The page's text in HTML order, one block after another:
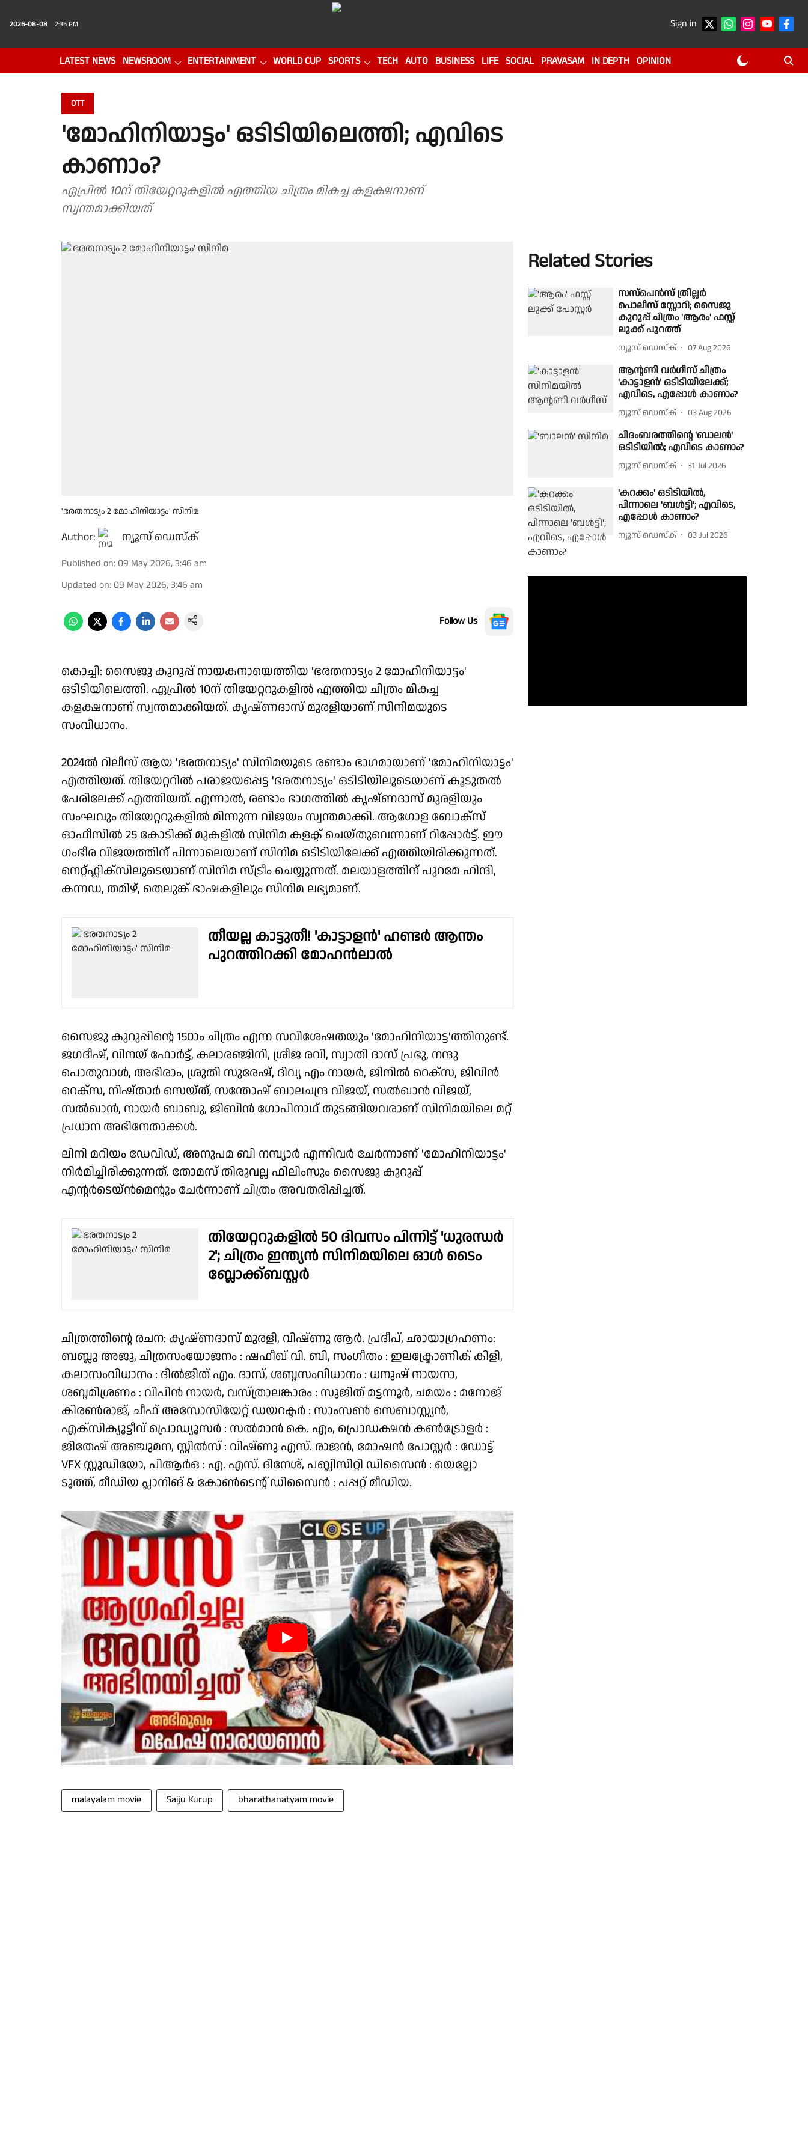
2026-08-08 2:35 PM Sign in
LATEST NEWS NEWSROOM ENTERTAINMENT WORLD CUP SPORTS TECH AUTO BUSINESS LIFE SOCIAL PRAVASAM IN DEPTH OPINION
OTT
'മോഹിനിയാട്ടം' ഒടിടിയിലെത്തി; എവിടെ
കാണാം?
ഏപ്രില്‍ 10ന് തിയേറ്ററുകളില്‍ എത്തിയ ചിത്രം മികച്ച കളക്ഷനാണ്
സ്വന്തമാക്കിയത്
'ഭരതനാട്യം 2 മോഹിനിയാട്ടം' സിനിമ
Author: ന്യൂസ് ഡെസ്ക്
Published on: 09 May 2026, 3:46 am
Updated on: 09 May 2026, 3:46 am
Follow Us
കൊച്ചി: സൈജു കുറുപ്പ് നായകനായെത്തിയ 'ഭരതനാട്യം 2 മോഹിനിയാട്ടം'
ഒടിടിയിലെത്തി. ഏപ്രില്‍ 10ന് തിയേറ്ററുകളില്‍ എത്തിയ ചിത്രം മികച്ച
കളക്ഷനാണ് സ്വന്തമാക്കിയത്. കൃഷ്ണദാസ് മുരളിയാണ് സിനിമയുടെ
സംവിധാനം.
2024ൽ റിലീസ് ആയ 'ഭരതനാട്യം' സിനിമയുടെ രണ്ടാം ഭാഗമായാണ് 'മോഹിനിയാട്ടം'
എത്തിയത്. തിയേറ്ററിൽ പരാജയപ്പെട്ട 'ഭരതനാട്യം' ഒടിടിയിലൂടെയാണ് കൂടുതൽ
പേരിലേക്ക് എത്തിയത്. എന്നാൽ, രണ്ടാം ഭാഗത്തിൽ കൃഷ്ണദാസ് മുരളിയും
സംഘവും തിയേറ്ററുകളിൽ മിന്നുന്ന വിജയം സ്വന്തമാക്കി. ആഗോള ബോക്‌സ്
ഓഫീസില്‍ 25 കോടിക്ക് മുകളിൽ സിനിമ കളക്ട് ചെയ്തുവെന്നാണ് റിപ്പോര്‍ട്ട്. ഈ
ഗംഭീര വിജയത്തിന് പിന്നാലെയാണ് സിനിമ ഒടിടിയിലേക്ക് എത്തിയിരിക്കുന്നത്.
നെറ്റ്ഫ്ലിക്സിലൂടെയാണ് സിനിമ സ്ട്രീം ചെയ്യുന്നത്. മലയാളത്തിന് പുറമേ ഹിന്ദി,
കന്നഡ, തമിഴ്, തെലുങ്ക് ഭാഷകളിലും സിനിമ ലഭ്യമാണ്.
തീയല്ല കാട്ടുതീ! 'കാട്ടാളൻ' ഹണ്ടർ ആന്തം
പുറത്തിറക്കി മോഹൻലാൽ
സൈജു കുറുപ്പിന്റെ 150ാം ചിത്രം എന്ന സവിശേഷതയും 'മോഹിനിയാട്ട'ത്തിനുണ്ട്.
ജഗദീഷ്, വിനയ് ഫോര്‍ട്ട്, കലാരഞ്ജിനി, ശ്രീജ രവി, സ്വാതി ദാസ് പ്രഭു, നന്ദു
പൊതുവാള്‍, അഭിരാം, ശ്രുതി സുരേഷ്, ദിവ്യ എം നായര്‍, ജിനില്‍ റെക്‌സ, ജിവിന്‍
റെക്‌സ, നിഷ്താര്‍ സെയ്ത്, സന്തോഷ് ബാലചന്ദ്ര വിജയ്, സല്‍ഖാന്‍ വിജയ്,
സല്‍ഖാന്‍, നായര്‍ ബാബു, ജിബിന്‍ ഗോപിനാഥ് തുടങ്ങിയവരാണ് സിനിമയിലെ മറ്റ്
പ്രധാന അഭിനേതാക്കള്‍.
ലിനി മറിയം ഡേവിഡ്, അനുപമ ബി നമ്പ്യാർ എന്നിവർ ചേർന്നാണ് 'മോഹിനിയാട്ടം'
നിർമിച്ചിരിക്കുന്നത്. തോമസ് തിരുവല്ല ഫിലിംസും സൈജു കുറുപ്പ്
എന്റർടെയ്‌ൻമെന്റും ചേർന്നാണ് ചിത്രം അവതരിപ്പിച്ചത്.
തിയേറ്ററുകളിൽ 50 ദിവസം പിന്നിട്ട് 'ധുരന്ധർ
2'; ചിത്രം ഇന്ത്യൻ സിനിമയിലെ ഓൾ ടൈം
ബ്ലോക്ക്ബസ്റ്റർ
ചിത്രത്തിന്റെ രചന: കൃഷ്ണദാസ് മുരളി, വിഷ്ണു ആര്‍. പ്രദീപ്, ഛായാഗ്രഹണം:
ബബ്ലു അജു, ചിത്രസംയോജനം : ഷഫീഖ് വി. ബി, സംഗീതം : ഇലക്ട്രോണിക് കിളി,
കലാസംവിധാനം : ദില്‍ജിത് എം. ദാസ്, ശബ്ദസംവിധാനം : ധനുഷ് നായനാ,
ശബ്ദമിശ്രണം : വിപിന്‍ നായര്‍, വസ്ത്രാലങ്കാരം : സുജിത് മട്ടന്നൂര്‍, ചമയം : മനോജ്
കിരണ്‍രാജ്, ചീഫ് അസോസിയേറ്റ് ഡയറക്ടര്‍ : സാംസണ്‍ സെബാസ്റ്റ്യന്‍,
എക്‌സിക്യൂട്ടീവ് പ്രൊഡ്യൂസര്‍ : സല്‍മാന്‍ കെ. എം, പ്രൊഡക്ഷന്‍ കണ്‍ട്രോളര്‍ :
ജിതേഷ് അഞ്ചുമന, സ്റ്റില്‍സ് : വിഷ്ണു എസ്. രാജന്‍, മോഷന്‍ പോസ്റ്റര്‍ : ഡോട്ട്
VFX സ്റ്റുഡിയോ, പിആര്‍ഒ : എ. എസ്. ദിനേശ്, പബ്ലിസിറ്റി ഡിസൈന്‍ : യെല്ലോ
ടൂത്ത്, മീഡിയ പ്ലാനിങ് & കോണ്‍ടെന്റ് ഡിസൈന്‍ : പപ്പറ്റ് മീഡിയ.
malayalam movie Saiju Kurup bharathanatyam movie
Related Stories
സസ്‌പെൻസ് ത്രില്ലർ
പൊലീസ് സ്റ്റോറി; സൈജു
കുറുപ്പ് ചിത്രം 'ആരം' ഫസ്റ്റ്
ലുക്ക് പുറത്ത്
ന്യൂസ് ഡെസ്ക് 07 Aug 2026
ആന്റണി വർഗീസ് ചിത്രം
'കാട്ടാളൻ' ഒടിടിയിലേക്ക്;
എവിടെ, എപ്പോൾ കാണാം?
ന്യൂസ് ഡെസ്ക് 03 Aug 2026
ചിദംബരത്തിന്റെ 'ബാലൻ'
ഒടിടിയിൽ; എവിടെ കാണാം?
ന്യൂസ് ഡെസ്ക് 31 Jul 2026
'കറക്കം' ഒടിടിയിൽ,
പിന്നാലെ 'ബൾട്ടി'; എവിടെ,
എപ്പോൾ കാണാം?
ന്യൂസ് ഡെസ്ക് 03 Jul 2026